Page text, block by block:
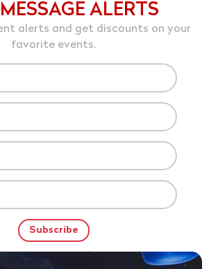
ALERTS
alerts and get discounts on your
favorite events.